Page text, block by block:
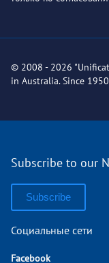
© 2008 - 2026
in Australia. Since 1950
Subscribe to our
Subscribe
Социальные сети
Facebook